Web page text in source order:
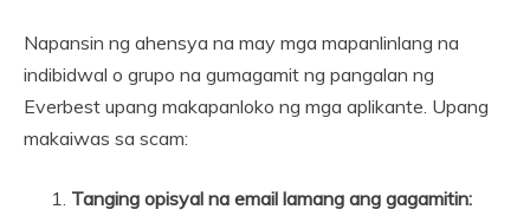
Napansin ng ahensya na may mga mapanlinlang na
indibidwal o grupo na gumagamit ng pangalan ng
Everbest upang makapanloko ng mga aplikante. Upang
makaiwas sa scam:
Tanging opisyal na email lamang ang gagamitin: